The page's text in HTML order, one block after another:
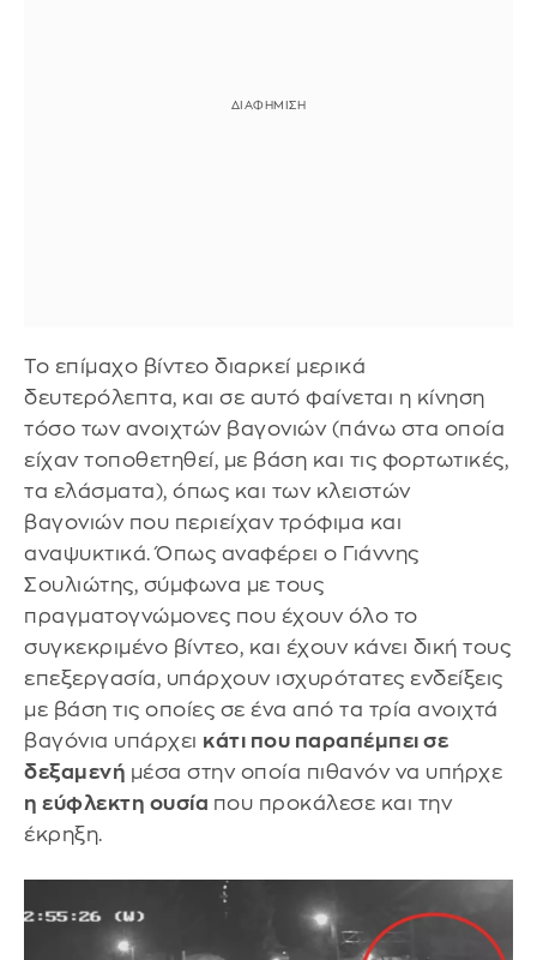
Το επίμαχο βίντεο διαρκεί μερικά
δευτερόλεπτα, και σε αυτό φαίνεται η κίνηση
τόσο των ανοιχτών βαγονιών (πάνω στα οποία
είχαν τοποθετηθεί, με βάση και τις φορτωτικές,
τα ελάσματα), όπως και των κλειστών
βαγονιών που περιείχαν τρόφιμα και
αναψυκτικά. Όπως αναφέρει ο Γιάννης
Σουλιώτης, σύμφωνα με τους
πραγματογνώμονες που έχουν όλο το
συγκεκριμένο βίντεο, και έχουν κάνει δική τους
επεξεργασία, υπάρχουν ισχυρότατες ενδείξεις
με βάση τις οποίες σε ένα από τα τρία ανοιχτά
βαγόνια υπάρχει κάτι που παραπέμπει σε
δεξαμενή μέσα στην οποία πιθανόν να υπήρχε
η εύφλεκτη ουσία που προκάλεσε και την
έκρηξη.